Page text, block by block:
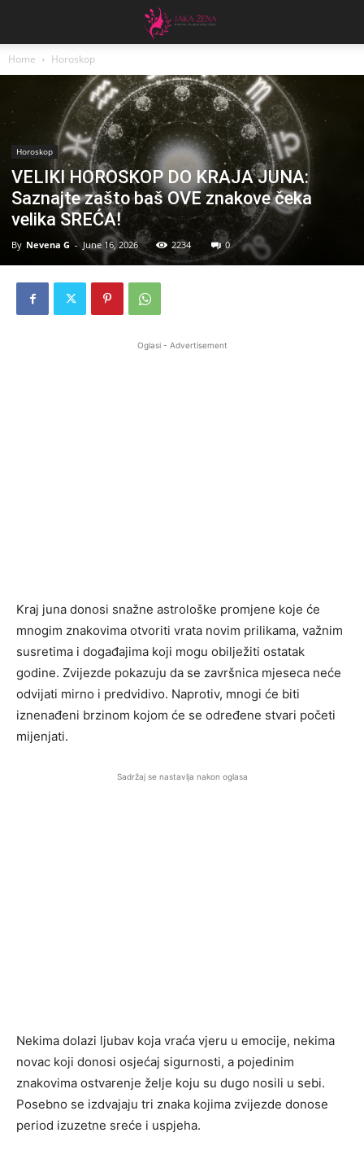
Home Horoskop
Horoskop
VELIKI HOROSKOP DO KRAJA JUNA:
Saznajte zašto baš OVE znakove čeka
velika SREĆA!
By Nevena G - June 16, 2026 2234 0
Oglasi - Advertisement
Kraj juna donosi snažne astrološke promjene koje će
mnogim znakovima otvoriti vrata novim prilikama, važnim
susretima i događajima koji mogu obilježiti ostatak
godine. Zvijezde pokazuju da se završnica mjeseca neće
odvijati mirno i predvidivo. Naprotiv, mnogi će biti
iznenađeni brzinom kojom će se određene stvari početi
mijenjati.
Sadržaj se nastavlja nakon oglasa
Nekima dolazi ljubav koja vraća vjeru u emocije, nekima
novac koji donosi osjećaj sigurnosti, a pojedinim
znakovima ostvarenje želje koju su dugo nosili u sebi.
Posebno se izdvajaju tri znaka kojima zvijezde donose
period izuzetne sreće i uspjeha.